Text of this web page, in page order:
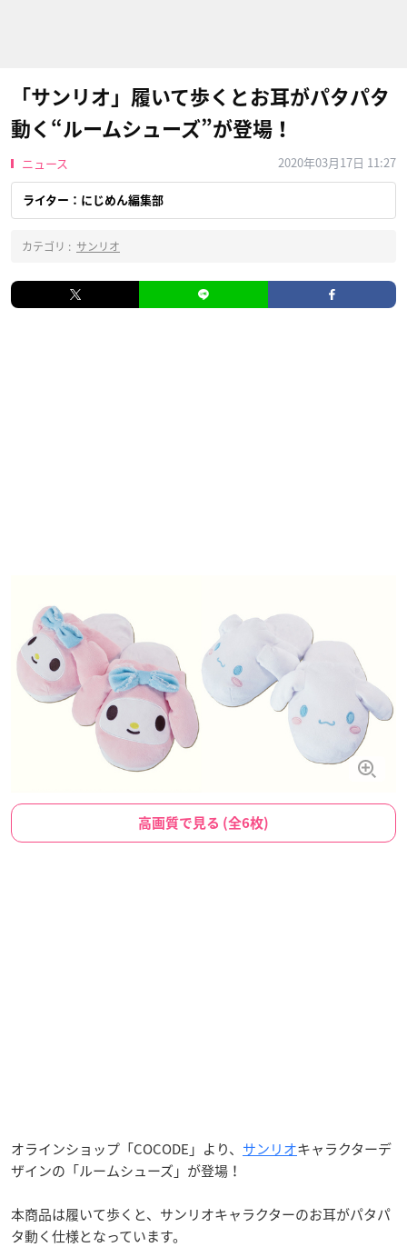
「サンリオ」履いて歩くとお耳がパタパタ
動く“ルームシューズ”が登場！
ニュース 2020年03月17日 11:27
ライター：にじめん編集部
カテゴリ : サンリオ
高画質で見る (全6枚)
オラインショップ「COCODE」より、 サンリオキャラクターデ
ザインの「ルームシューズ」が登場！
本商品は履いて歩くと、サンリオキャラクターのお耳がパタパ
タ動く仕様となっています。